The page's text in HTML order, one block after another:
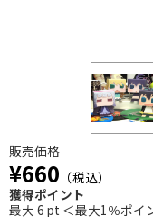
販売価格
¥660 （税込）
獲得ポイント
最大 6 pt ＜最大1％ポイ